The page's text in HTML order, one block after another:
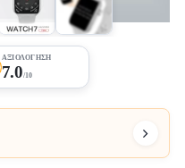
ΑΞΙΟΛΌΓΗΣΗ
7.0/10